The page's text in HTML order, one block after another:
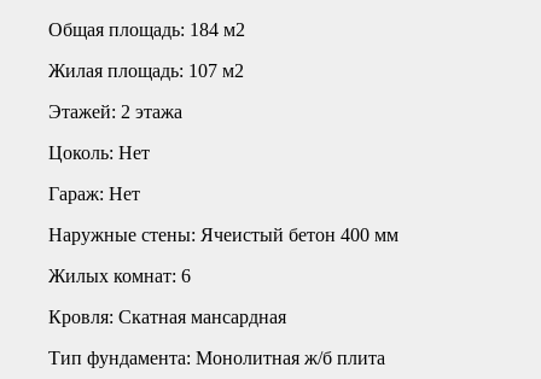
Общая площадь: 184 м2
Жилая площадь: 107 м2
Этажей: 2 этажа
Цоколь: Нет
Гараж: Нет
Наружные стены: Ячеистый бетон 400 мм
Жилых комнат: 6
Кровля: Cкатная мансардная
Тип фундамента: Монолитная ж/б плита